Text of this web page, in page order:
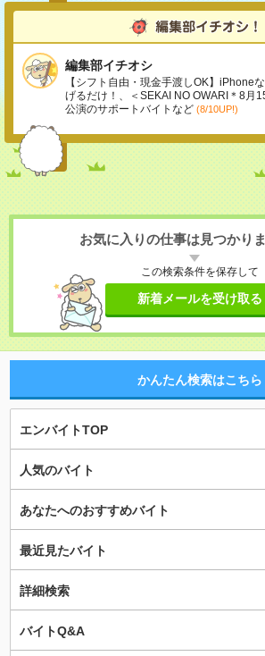
編集部イチオシ
【シフト自由・現金手渡しOK】iPhone
げるだけ！、＜SEKAI NO OWARI＊8月
公演のサポートバイトなど (8/10UP!)
お気に入りの仕事は見つかり
この検索条件を保存して
新着メールを受け取る
かんたん検索はこちら
エンバイトTOP
人気のバイト
あなたへのおすすめバイト
最近見たバイト
詳細検索
バイトQ&A